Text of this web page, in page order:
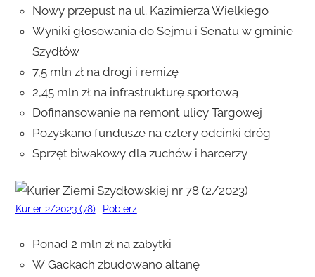
Nowy przepust na ul. Kazimierza Wielkiego
Wyniki głosowania do Sejmu i Senatu w gminie
Szydłów
7,5 mln zł na drogi i remizę
2,45 mln zł na infrastrukturę sportową
Dofinansowanie na remont ulicy Targowej
Pozyskano fundusze na cztery odcinki dróg
Sprzęt biwakowy dla zuchów i harcerzy
Kurier 2/2023 (78) Pobierz
Ponad 2 mln zł na zabytki
W Gackach zbudowano altanę